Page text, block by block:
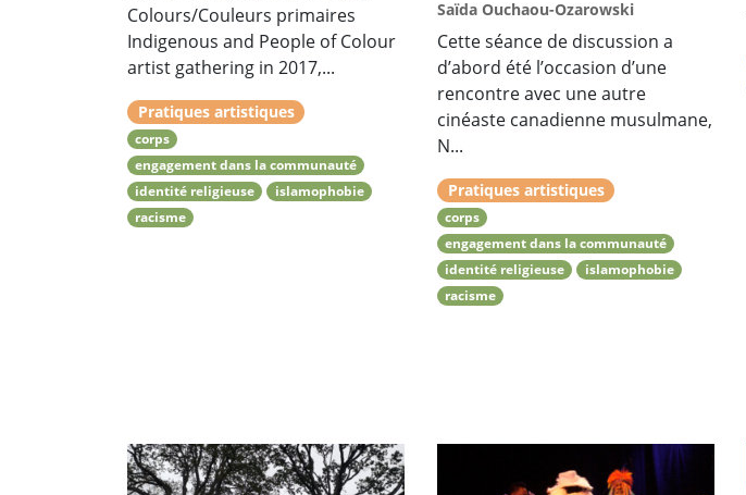
Colours/Couleurs primaires
Indigenous and People of Colour
artist gathering in 2017,...
Pratiques artistiques
corps
engagement dans la communauté
identité religieuse
islamophobie
racisme
Saïda Ouchaou-Ozarowski
Cette séance de discussion a
d’abord été l’occasion d’une
rencontre avec une autre
cinéaste canadienne musulmane,
N...
Pratiques artistiques
corps
engagement dans la communauté
identité religieuse
islamophobie
racisme